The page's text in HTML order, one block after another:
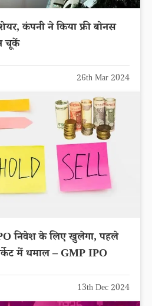
कंपनी ने किया फ्री बोनस
चूकें
26th Mar 2024
निवेश के लिए खुलेगा, पहले
में धमाल – GMP IPO
13th Dec 2024